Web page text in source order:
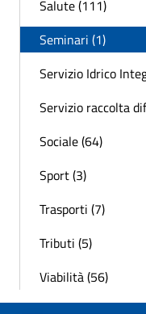
Salute (111)
Seminari (1)
Servizio Idrico
Servizio raccolta
Sociale (64)
Sport (3)
Trasporti (7)
Tributi (5)
Viabilità (56)